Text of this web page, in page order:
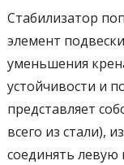
Стабилизатор
элемент
уменьшения
устойчивости и
представляет
всего из стали),
соединять левую